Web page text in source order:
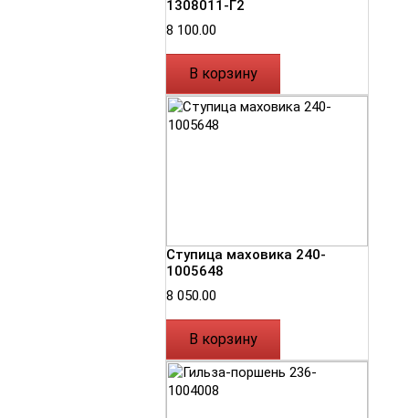
1308011-Г2
8 100.00
В корзину
Ступица маховика 240-
1005648
8 050.00
В корзину